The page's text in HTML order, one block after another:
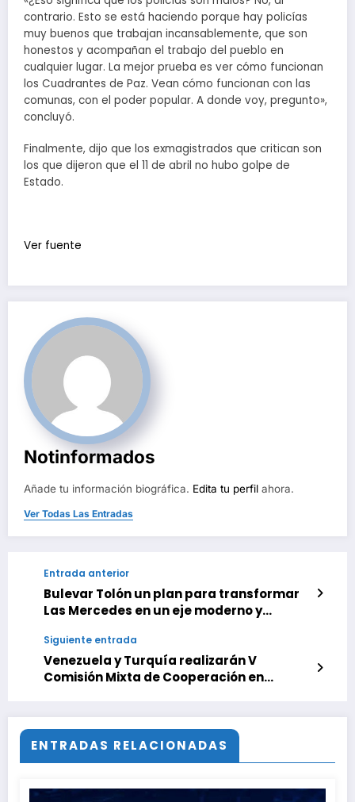
contrario. Esto se está haciendo porque hay policías
muy buenos que trabajan incansablemente, que son
honestos y acompañan el trabajo del pueblo en
cualquier lugar. La mejor prueba es ver cómo funcionan
los Cuadrantes de Paz. Vean cómo funcionan con las
comunas, con el poder popular. A donde voy, pregunto»,
concluyó.
Finalmente, dijo que los exmagistrados que critican son
los que dijeron que el 11 de abril no hubo golpe de
Estado.
Ver fuente
Notinformados
Añade tu información biográfica. Edita tu perfil ahora.
Ver Todas Las Entradas
Entrada anterior
Bulevar Tolón un plan para transformar
Las Mercedes en un eje moderno y
Siguiente entrada
Venezuela y Turquía realizarán V
Comisión Mixta de Cooperación en
ENTRADAS RELACIONADAS